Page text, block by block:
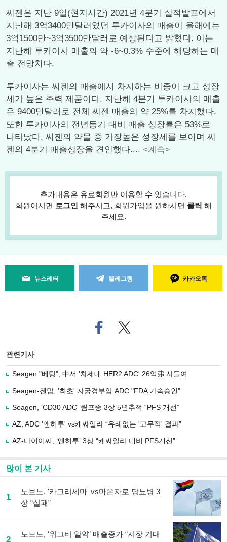
씨젠은 지난 9일(현지시간) 2021년 4분기 실적발표에서
지난해 3억3400만달러였던 투카이사의 매출이 올해에는
3억1500만~3억3500만달러로 예상된다고 밝혔다. 이는
지난해 투카이사 매출의 약 -6~0.3% 수준에 해당하는 매
출 전망치다.
투카이사는 씨젠의 매출에서 차지하는 비중이 크고 성장
세가 높은 주력 제품이다. 지난해 4분기 투카이사의 매출
은 9400만달러로 전체 씨젠 매출의 약 25%를 차지했다.
또한 투카이사의 전년동기 대비 매출 성장률은 53%로
나타났다. 씨젠의 약물 중 가장높은 성장세를 보이며 씨
젠의 4분기 매출성장을 견인했다.... <계속>
추가내용은 유료회원만 이용할 수 있습니다.
회원이시면 로그인 해주시고, 회원가입을 원하시면 클릭 해
주세요.
뉴스레터 텔레그램 카카오톡
페
이
로
기
사
유
기
트위
터로
관련기사
Seagen "베팅", 中서 '차세대 HER2 ADC' 26억弗 사들여
Seagen-젠맙, '최초' 자궁경부암 ADC "FDA 가속승인"
Seagen, 'CD30 ADC' 림프종 3상 5년추적 “PFS 개선”
AZ, ADC '엔허투' vs캐싸일라 “유례없는 '고무적' 결과”
AZ-다이이찌, ‘엔허투’ 3상 “케싸일라 대비 PFS개선”
많이 본 기사
1
노보노, '카그리세마' vs마운자로 당뇨병 3
상 “실패”
2
노보노, ‘위고비 알약’ 매출증가 “시장 기대